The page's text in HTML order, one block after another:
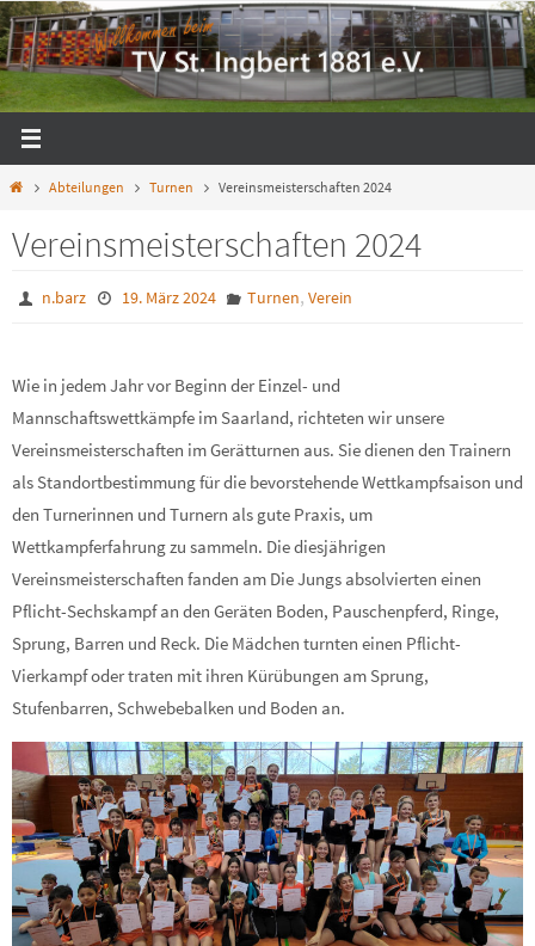
Zum
Inhalt
springen
StartAbteilungen Turnen Vereinsmeisterschaften 2024
Vereinsmeisterschaften 2024
n.barz 19. März 2024 Turnen, Verein
Wie in jedem Jahr vor Beginn der Einzel- und
Mannschaftswettkämpfe im Saarland, richteten wir unsere
Vereinsmeisterschaften im Gerätturnen aus. Sie dienen den Trainern
als Standortbestimmung für die bevorstehende Wettkampfsaison und
den Turnerinnen und Turnern als gute Praxis, um
Wettkampferfahrung zu sammeln. Die diesjährigen
Vereinsmeisterschaften fanden am Die Jungs absolvierten einen
Pflicht-Sechskampf an den Geräten Boden, Pauschenpferd, Ringe,
Sprung, Barren und Reck. Die Mädchen turnten einen Pflicht-
Vierkampf oder traten mit ihren Kürübungen am Sprung,
Stufenbarren, Schwebebalken und Boden an.